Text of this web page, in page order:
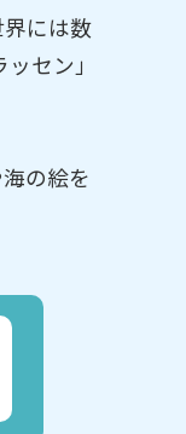
には数
セン」
の絵を